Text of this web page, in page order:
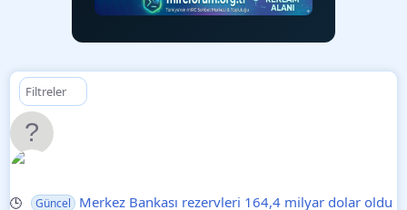
Filtreler
🕒 Güncel
Merkez Bankası rezervleri 164,4 milyar dolar oldu